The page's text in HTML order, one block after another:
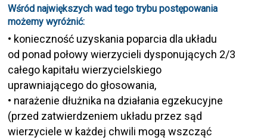
Wśród największych wad tego trybu postępowania
możemy wyróżnić:
• konieczność uzyskania poparcia dla układu
od ponad połowy wierzycieli dysponujących 2/3
całego kapitału wierzycielskiego
uprawniającego do głosowania,
• narażenie dłużnika na działania egzekucyjne
(przed zatwierdzeniem układu przez sąd
wierzyciele w każdej chwili mogą wszcząć